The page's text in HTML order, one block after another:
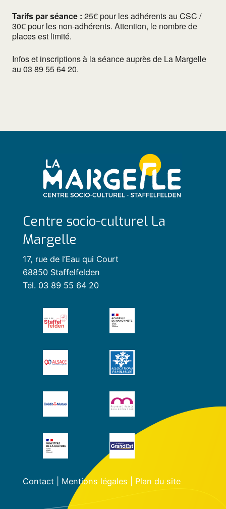
Tarifs par séance : 25€ pour les adhérents au CSC /
30€ pour les non-adhérents. Attention, le nombre de
places est limité.
Infos et inscriptions à la séance auprès de La Margelle
au 03 89 55 64 20.
Centre socio-culturel La
Margelle
17, rue de l’Eau qui Court
68850 Staffelfelden
Tél. 03 89 55 64 20
Contact| Mentions légales Plan du site